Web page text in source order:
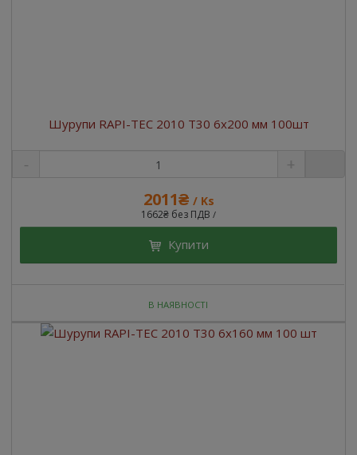
Шурупи RAPI-TEC 2010 T30 6x200 мм 100шт
2011₴ / Ks
1662₴ без ПДВ /
Купити
В НАЯВНОСТІ